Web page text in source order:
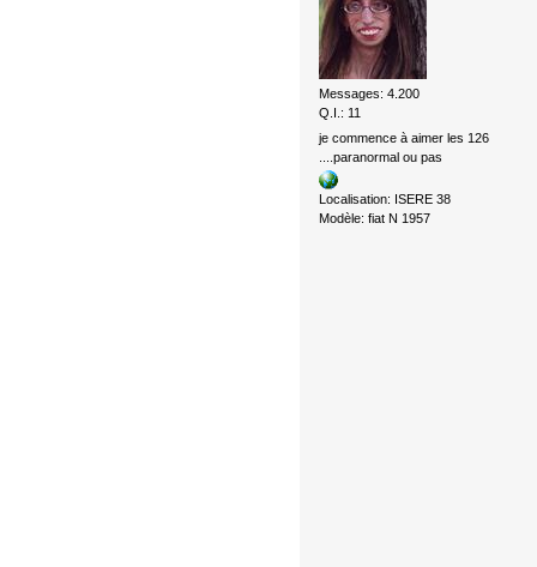
Messages: 4.200
Q.I.: 11
je commence à aimer les 126
....paranormal ou pas
Localisation: ISERE 38
Modèle: fiat N 1957